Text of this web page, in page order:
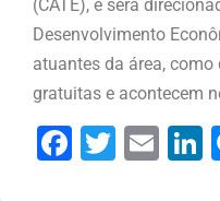
(CATE), e será
Desenvolvimento
atuantes da área,
gratuitas e acontecem